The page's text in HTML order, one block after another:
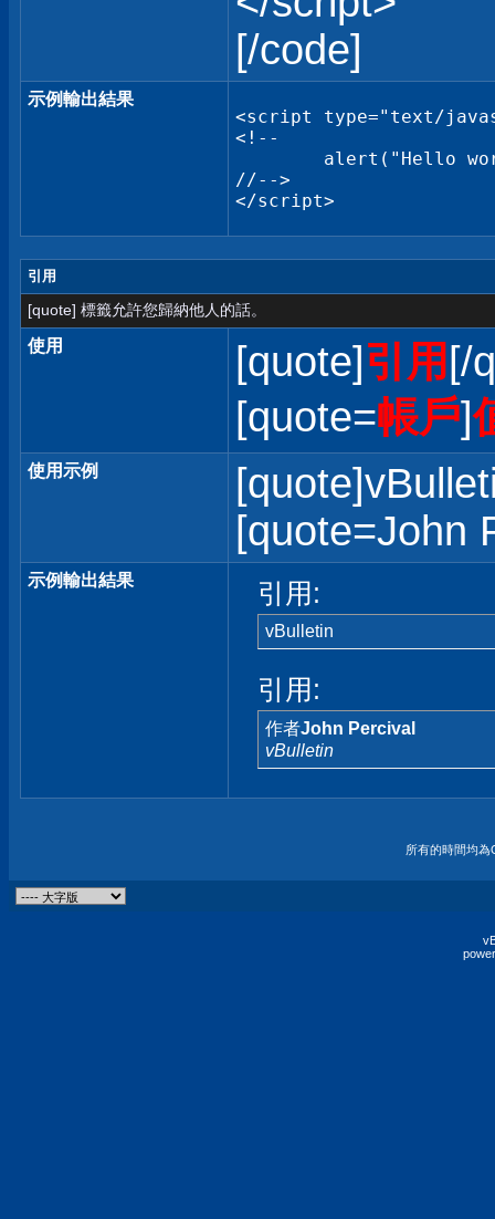
[/code]
示例輸出結果
<script type="text/
<!--
//-->
</script>
引用
[quote] 標籤允許您歸納他人的話。
使用 [quote] 引用 [/
[quote=帳戶]
使用示例
[quote=John
示例輸出結果 引用:
vBulletin
引用:
作者John Percival
vBulletin
所有的時間均為